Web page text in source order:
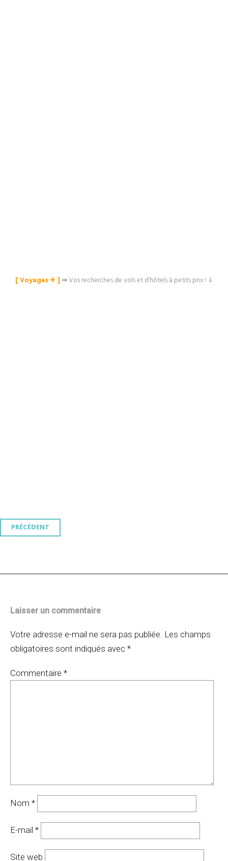
[ Voyages ✈︎ ]⇒Vos recherches de vols et d’hôtels à petits prix ! ⇓
Navigation
PRÉCÉDENT
Laisser un commentaire
Votre adresse e-mail ne sera pas publiée. Les champs
obligatoires sont indiqués avec *
Commentaire *
Nom *
E-mail *
Site web